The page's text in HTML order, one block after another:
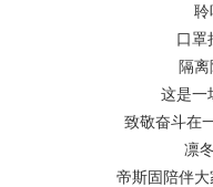
聆
口罩
隔
这是一
致敬奋斗在
凛
帝斯固陪伴大